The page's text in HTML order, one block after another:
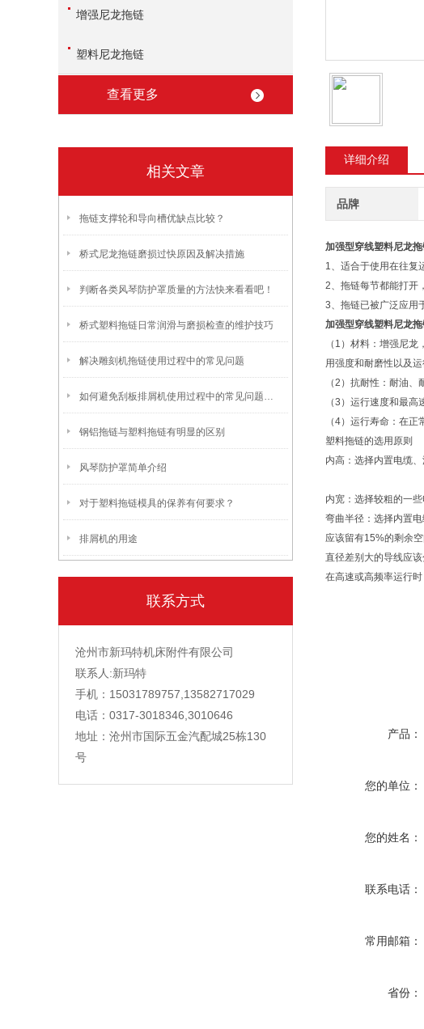
增强尼龙拖链
塑料尼龙拖链
查看更多
相关文章
拖链支撑轮和导向槽优缺点比较？
桥式尼龙拖链磨损过快原因及解决措施
判断各类风琴防护罩质量的方法快来看看吧！
桥式塑料拖链日常润滑与磨损检查的维护技巧
解决雕刻机拖链使用过程中的常见问题
如何避免刮板排屑机使用过程中的常见问题及解决方法
钢铝拖链与塑料拖链有明显的区别
风琴防护罩简单介绍
对于塑料拖链模具的保养有何要求？
排屑机的用途
联系方式
沧州市新玛特机床附件有限公司
联系人:新玛特
手机：15031789757,13582717029
电话：0317-3018346,3010646
地址：沧州市国际五金汽配城25栋130
号
详细介绍
品牌
加强型穿线塑料尼龙
1、适合于使用在往复
2、拖链每节都能打开
3、拖链已被广泛应用
加强型穿线塑料尼龙
（1）材料：增强尼
用强度和耐磨性以及
（2）抗耐性：耐油、
（3）运行速度和最
（4）运行寿命：在
塑料拖链的选用原
内高：选择内置电缆
内宽：选择较粗的一
弯曲半径：选择内置
应该留有15%的剩余
直径差别大的导线应
在高速或高频率运行
产品：
您的单位：
您的姓名：
联系电话：
常用邮箱：
省份：